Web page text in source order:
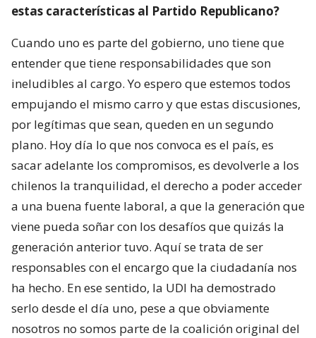
estas características al Partido Republicano?
Cuando uno es parte del gobierno, uno tiene que
entender que tiene responsabilidades que son
ineludibles al cargo. Yo espero que estemos todos
empujando el mismo carro y que estas discusiones,
por legítimas que sean, queden en un segundo
plano. Hoy día lo que nos convoca es el país, es
sacar adelante los compromisos, es devolverle a los
chilenos la tranquilidad, el derecho a poder acceder
a una buena fuente laboral, a que la generación que
viene pueda soñar con los desafíos que quizás la
generación anterior tuvo. Aquí se trata de ser
responsables con el encargo que la ciudadanía nos
ha hecho. En ese sentido, la UDI ha demostrado
serlo desde el día uno, pese a que obviamente
nosotros no somos parte de la coalición original del